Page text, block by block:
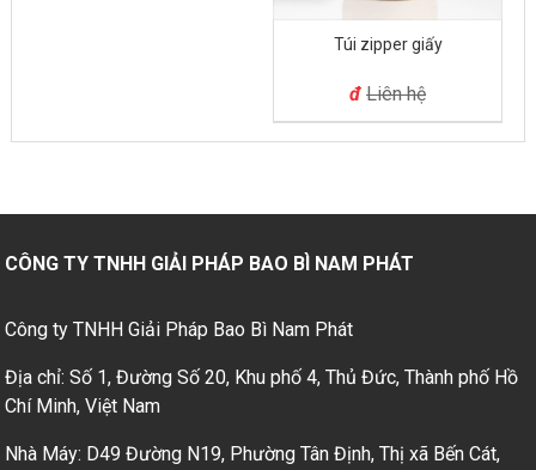
Túi zipper giấy
đ Liên hệ
CÔNG TY TNHH GIẢI PHÁP BAO BÌ NAM PHÁT
Công ty TNHH Giải Pháp Bao Bì Nam Phát
Địa chỉ: Số 1, Đường Số 20, Khu phố 4, Thủ Đức, Thành phố Hồ
Chí Minh, Việt Nam
Nhà Máy: D49 Đường N19, Phường Tân Định, Thị xã Bến Cát,